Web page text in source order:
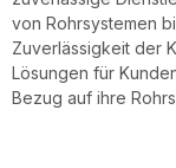
von Rohrsystemen
Zuverlässigkeit der
Lösungen für
Bezug auf ihre